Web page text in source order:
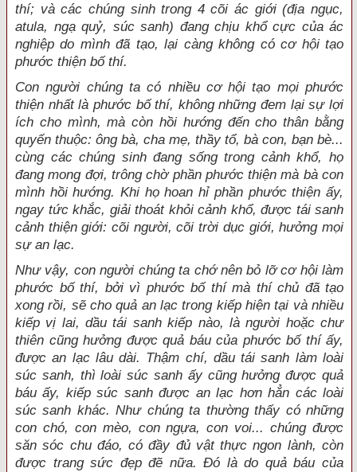
thí; và các chúng sinh trong 4 cõi ác giới (địa ngục,
atula, ngạ quỷ, súc sanh) đang chịu khổ cực của ác
nghiệp do mình đã tạo, lại càng không có cơ hội tạo
phước thiện bố thí.
Con người chúng ta có nhiều cơ hội tạo mọi phước
thiện nhất là phước bố thí, không những đem lại sự lợi
ích cho mình, mà còn hồi hướng đến cho thân bằng
quyến thuộc: ông bà, cha mẹ, thầy tổ, bà con, bạn bè...
cùng các chúng sinh đang sống trong cảnh khổ, họ
đang mong đợi, trông chờ phần phước thiện mà bà con
mình hồi hướng. Khi họ hoan hỉ phần phước thiện ấy,
ngay tức khắc, giải thoát khỏi cảnh khổ, được tái sanh
cảnh thiện giới: cõi người, cõi trời dục giới, hưởng mọi
sự an lạc.
Như vậy, con người chúng ta chớ nên bỏ lỡ cơ hội làm
phước bố thí, bởi vì phước bố thí mà thí chủ đã tạo
xong rồi, sẽ cho quả an lạc trong kiếp hiện tại và nhiều
kiếp vị lai, dầu tái sanh kiếp nào, là người hoặc chư
thiên cũng hưởng được quả báu của phước bố thí ấy,
được an lạc lâu dài. Thậm chí, dầu tái sanh làm loài
súc sanh, thì loài súc sanh ấy cũng hưởng được quả
báu ấy, kiếp súc sanh được an lạc hơn hẳn các loài
súc sanh khác. Như chúng ta thường thấy có những
con chó, con mèo, con ngựa, con voi... chúng được
săn sóc chu đáo, có đầy đủ vật thực ngon lành, còn
được trang sức đẹp đẽ nữa. Ðó là do quả báu của